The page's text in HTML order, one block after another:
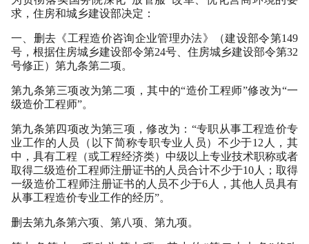
求，住房和城乡建设部决定：
一、删去《工程造价咨询企业管理办法》（建设部令第149
号，根据住房城乡建设部令第24号、住房城乡建设部令第32
号修正）第九条第二项。
第九条第三项改为第二项，其中的“造价工程师”修改为“一
级造价工程师”。
第九条第四项改为第三项，修改为：“专职从事工程造价专
业工作的人员（以下简称专职专业人员）不少于12人，其
中，具有工程（或工程经济类）中级以上专业技术职称或者
取得二级造价工程师注册证书的人员合计不少于10人；取得
一级造价工程师注册证书的人员不少于6人，其他人员具有
从事工程造价专业工作的经历”。
删去第九条第六项、第八项、第九项。